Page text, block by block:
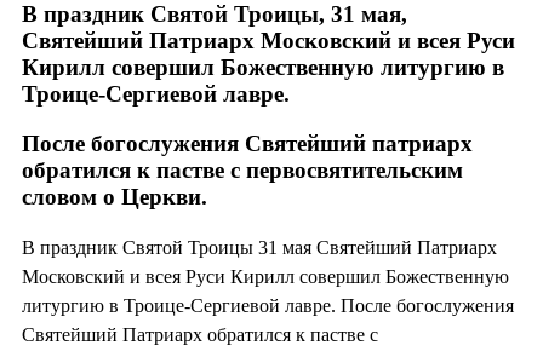
В праздник Святой Троицы, 31 мая,
Святейший Патриарх Московский и всея Руси
Кирилл совершил Божественную литургию в
Троице-Сергиевой лавре.
После богослужения Святейший патриарх
обратился к пастве с первосвятительским
словом о Церкви.
В праздник Святой Троицы 31 мая Святейший Патриарх
Московский и всея Руси Кирилл совершил Божественную
литургию в Троице-Сергиевой лавре. После богослужения
Святейший Патриарх обратился к пастве с